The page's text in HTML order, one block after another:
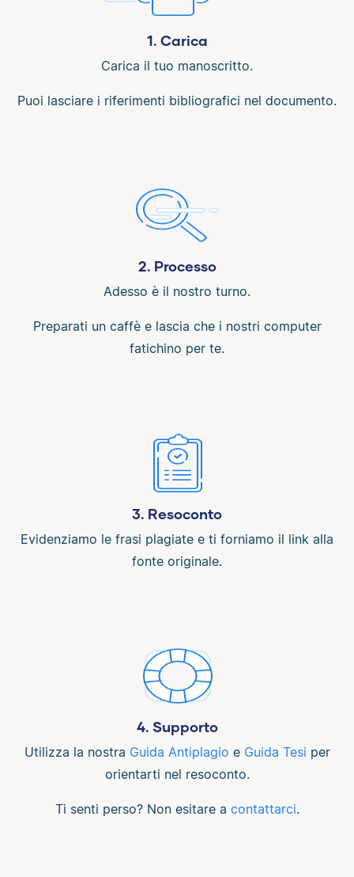
1. Carica
Carica il tuo manoscritto.
Puoi lasciare i riferimenti bibliografici nel documento.
2. Processo
Adesso è il nostro turno.
Preparati un caffè e lascia che i nostri computer
fatichino per te.
3. Resoconto
Evidenziamo le frasi plagiate e ti forniamo il link alla
fonte originale.
4. Supporto
Utilizza la nostra Guida Antiplagio e Guida Tesi per
orientarti nel resoconto.
Ti senti perso? Non esitare a contattarci.